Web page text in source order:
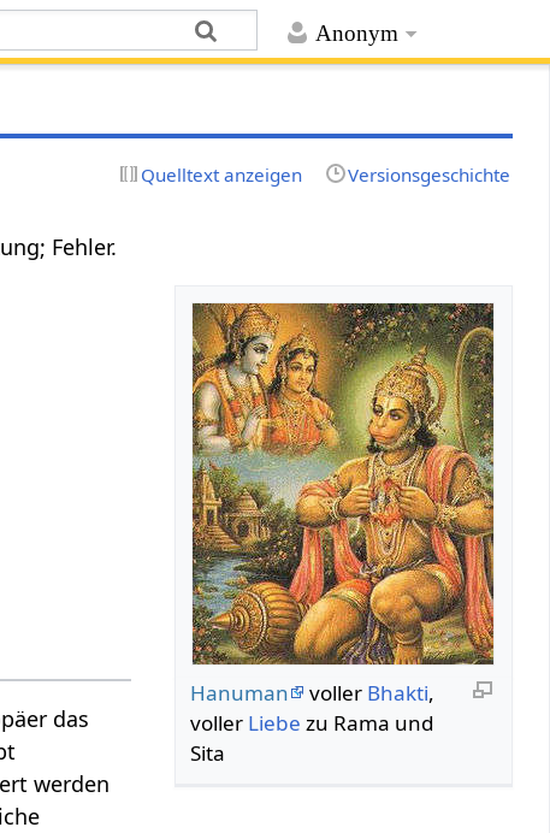
Anonym
Quelltext anzeigen Versionsgeschichte
Fehler.
Hanuman voller Bhakti,
voller Liebe zu Rama und
Sita
das
werden